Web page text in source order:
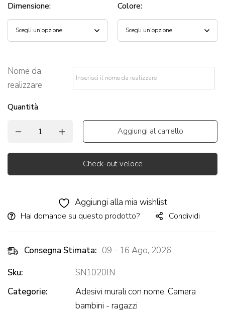
Dimensione: Colore:
Nome da
realizzare
Quantità
Aggiungi al carrello
Check-out veloce
Aggiungi alla mia wishlist
Hai domande su questo prodotto? Condividi
Consegna Stimata: 09 - 16 Ago, 2026
Sku:
SN1020IN
Categorie:
Adesivi murali con nome, Camera
bambini - ragazzi